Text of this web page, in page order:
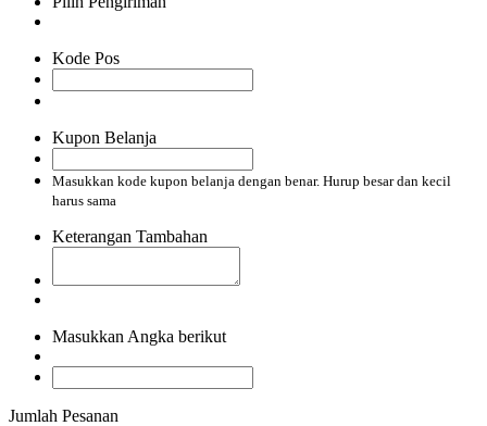
Kode Pos
Kupon Belanja
Masukkan kode kupon belanja dengan benar. Hurup besar dan kecil
harus sama
Keterangan Tambahan
Masukkan Angka berikut
Jumlah Pesanan